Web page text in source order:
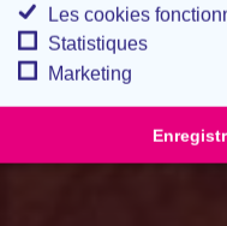
Les cookies
Statistiques
Marketing